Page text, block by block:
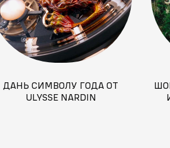
ДАНЬ СИМВОЛУ ГОДА ОТ
ULYSSE NARDIN